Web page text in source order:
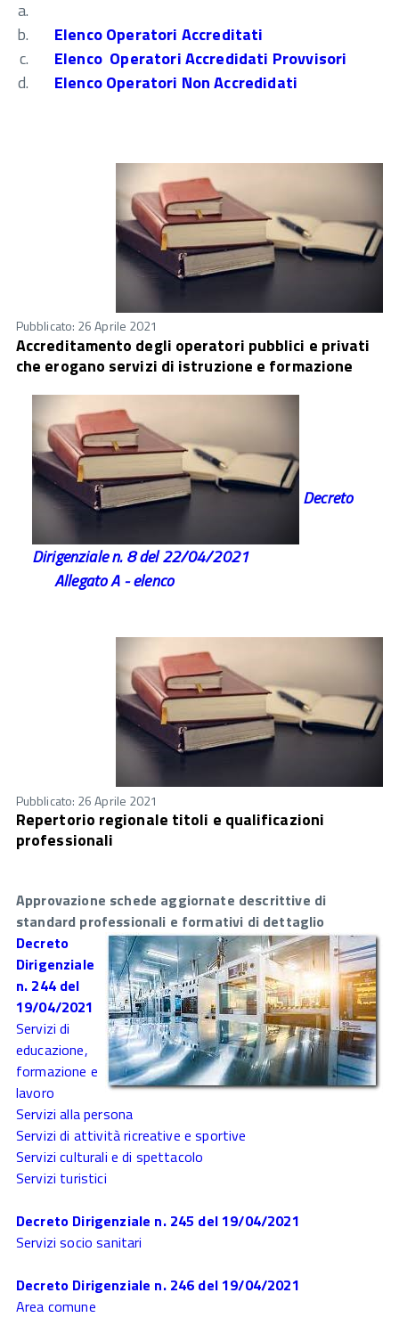
Elenco Operatori Accreditati
Elenco Operatori Accredidati Provvisori
Elenco Operatori Non Accredidati
Pubblicato: 26 Aprile 2021
Accreditamento degli operatori pubblici e privati
che erogano servizi di istruzione e formazione
Decreto
Dirigenziale n. 8 del 22/04/2021
Allegato A - elenco
Pubblicato: 26 Aprile 2021
Repertorio regionale titoli e qualificazioni
professionali
Approvazione schede aggiornate descrittive di
standard professionali e formativi di dettaglio
Decreto
Dirigenziale
n. 244 del
19/04/2021
Servizi di
educazione,
formazione e
lavoro
Servizi alla persona
Servizi di attività ricreative e sportive
Servizi culturali e di spettacolo
Servizi turistici
Decreto Dirigenziale n. 245 del 19/04/2021
Servizi socio sanitari
Decreto Dirigenziale n. 246 del 19/04/2021
Area comune